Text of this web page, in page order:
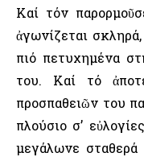
Καί τόν
ἀγωνίζεται
πιό πετυχημένα
του. Καί τό
προσπαθειῶν του
πλούσιο σ’
μεγάλωνε